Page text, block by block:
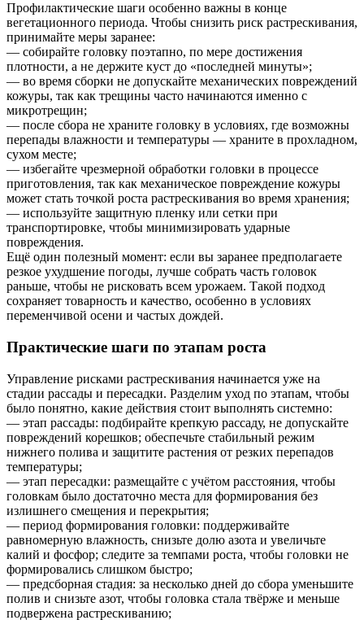
Профилактические шаги особенно важны в конце
вегетационного периода. Чтобы снизить риск растрескивания,
принимайте меры заранее:
— собирайте головку поэтапно, по мере достижения
плотности, а не держите куст до «последней минуты»;
— во время сборки не допускайте механических повреждений
кожуры, так как трещины часто начинаются именно с
микротрещин;
— после сбора не храните головку в условиях, где возможны
перепады влажности и температуры — храните в прохладном,
сухом месте;
— избегайте чрезмерной обработки головки в процессе
приготовления, так как механическое повреждение кожуры
может стать точкой роста растрескивания во время хранения;
— используйте защитную пленку или сетки при
транспортировке, чтобы минимизировать ударные
повреждения.
Ещё один полезный момент: если вы заранее предполагаете
резкое ухудшение погоды, лучше собрать часть головок
раньше, чтобы не рисковать всем урожаем. Такой подход
сохраняет товарность и качество, особенно в условиях
переменчивой осени и частых дождей.
Практические шаги по этапам роста
Управление рисками растрескивания начинается уже на
стадии рассады и пересадки. Разделим уход по этапам, чтобы
было понятно, какие действия стоит выполнять системно:
— этап рассады: подбирайте крепкую рассаду, не допускайте
повреждений корешков; обеспечьте стабильный режим
нижнего полива и защитите растения от резких перепадов
температуры;
— этап пересадки: размещайте с учётом расстояния, чтобы
головкам было достаточно места для формирования без
излишнего смещения и перекрытия;
— период формирования головки: поддерживайте
равномерную влажность, снизьте долю азота и увеличьте
калий и фосфор; следите за темпами роста, чтобы головки не
формировались слишком быстро;
— предсборная стадия: за несколько дней до сбора уменьшите
полив и снизьте азот, чтобы головка стала твёрже и меньше
подвержена растрескиванию;